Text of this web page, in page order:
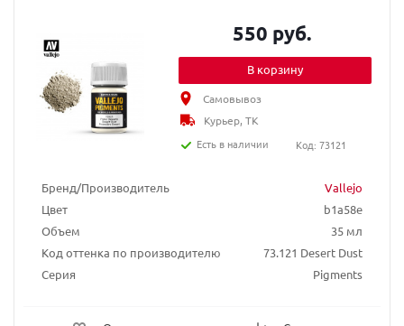
Бренд/Производитель
Vallejo
Цвет
b1a58e
Объем
35 мл
Код оттенка по производителю
73.121 Desert Dust
Серия
Pigments
550 руб.
В корзину
Самовывоз
Курьер, ТК
Есть в наличии
Код: 73121